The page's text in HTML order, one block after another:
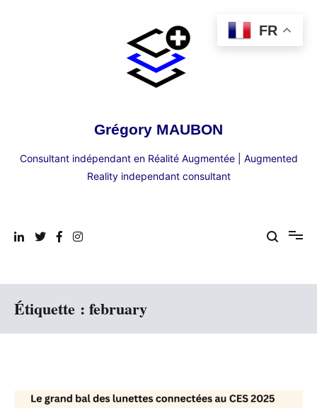
Grégory MAUBON
Consultant indépendant en Réalité Augmentée | Augmented
Reality independant consultant
Étiquette : february
FR